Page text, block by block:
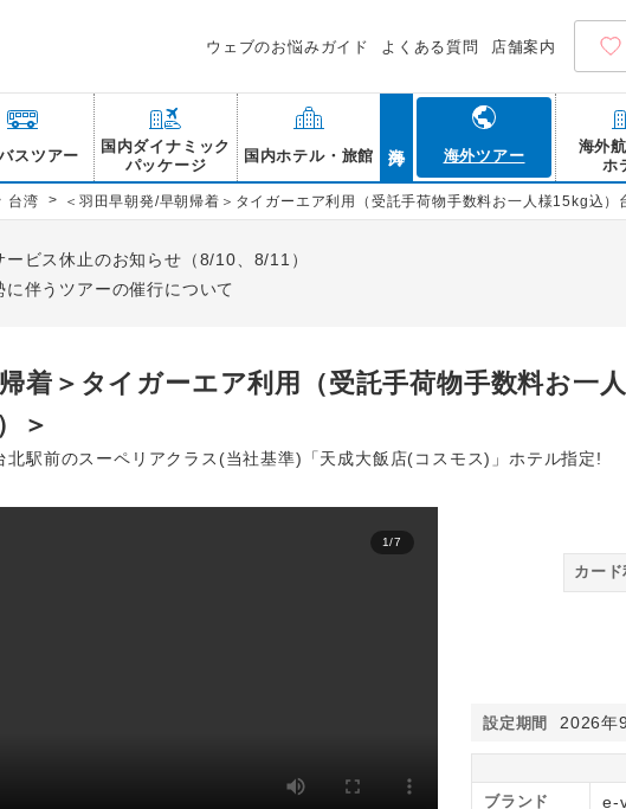
ウェブのお悩みガイド よくある質問 店舗案内
スツアー
国内ダイナミック
パッケージ
国内ホテル・旅館 海外ツアー
海外
ホ
台湾 > ＜羽田早朝発/早朝帰着＞タイガーエア利用（受託手荷物手数料お一人様15kg込）
ービス休止のお知らせ（8/10、8/11）
に伴うツアーの催行について
着＞タイガーエア利用（受託手荷物手数料お一
＞
駅前のスーペリアクラス(当社基準)「天成大飯店(コスモス)」ホテル指定!
1/7
カー
設定期間 2026年
ブランド e-